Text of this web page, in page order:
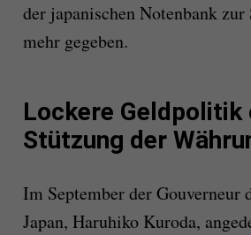
der japanischen Notenbank zur
mehr gegeben.
Lockere Geldpolitik
Stützung der
Im September der Gouverneur
Japan, Haruhiko Kuroda,